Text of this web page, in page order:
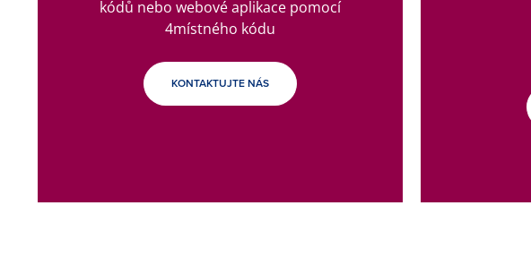
kódů nebo webové aplikace pomocí
4místného kódu
KONTAKTUJTE NÁS